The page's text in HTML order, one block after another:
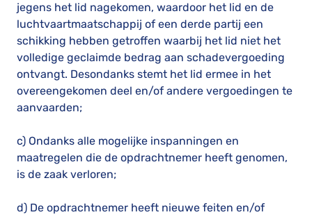
jegens het lid nagekomen, waardoor het lid en de
luchtvaartmaatschappij of een derde partij een
schikking hebben getroffen waarbij het lid niet het
volledige geclaimde bedrag aan schadevergoeding
ontvangt. Desondanks stemt het lid ermee in het
overeengekomen deel en/of andere vergoedingen te
aanvaarden;
c) Ondanks alle mogelijke inspanningen en
maatregelen die de opdrachtnemer heeft genomen,
is de zaak verloren;
d) De opdrachtnemer heeft nieuwe feiten en/of